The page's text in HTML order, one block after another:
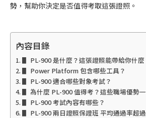
勢，幫助你決定是否值得考取這張證照。
內容目錄
▋ PL-900 是什麼？這張證照能帶給你什麼
▋ Power Platform 包含哪些工具？
▋ PL-900 適合哪些對象考試？
▋ 為什麼 PL-900 值得考？這些職場優勢一
▋ PL-900 考試內容有哪些？
▋ PL-900 兩日證照保證班 平均通過率超